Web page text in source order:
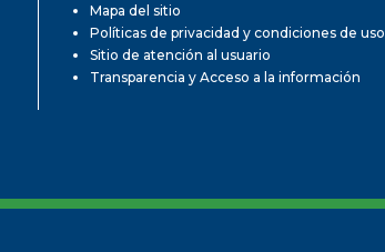
Mapa del sitio
Políticas de privacidad y condiciones de uso
Sitio de atención al usuario
Transparencia y Acceso a la información